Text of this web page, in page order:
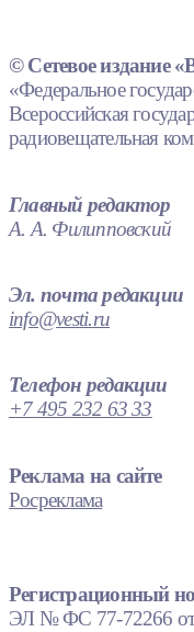
© Сетевое издание
«Федеральное
Всероссийская
радиовещательная
Главный редактор
А. А. Филипповский
Эл. почта редакции
info@vesti.ru
Телефон редакции
+7 495 232 63 33
Реклама на сайте
Росреклама
Регистрационный
ЭЛ № ФС 77-72266 от